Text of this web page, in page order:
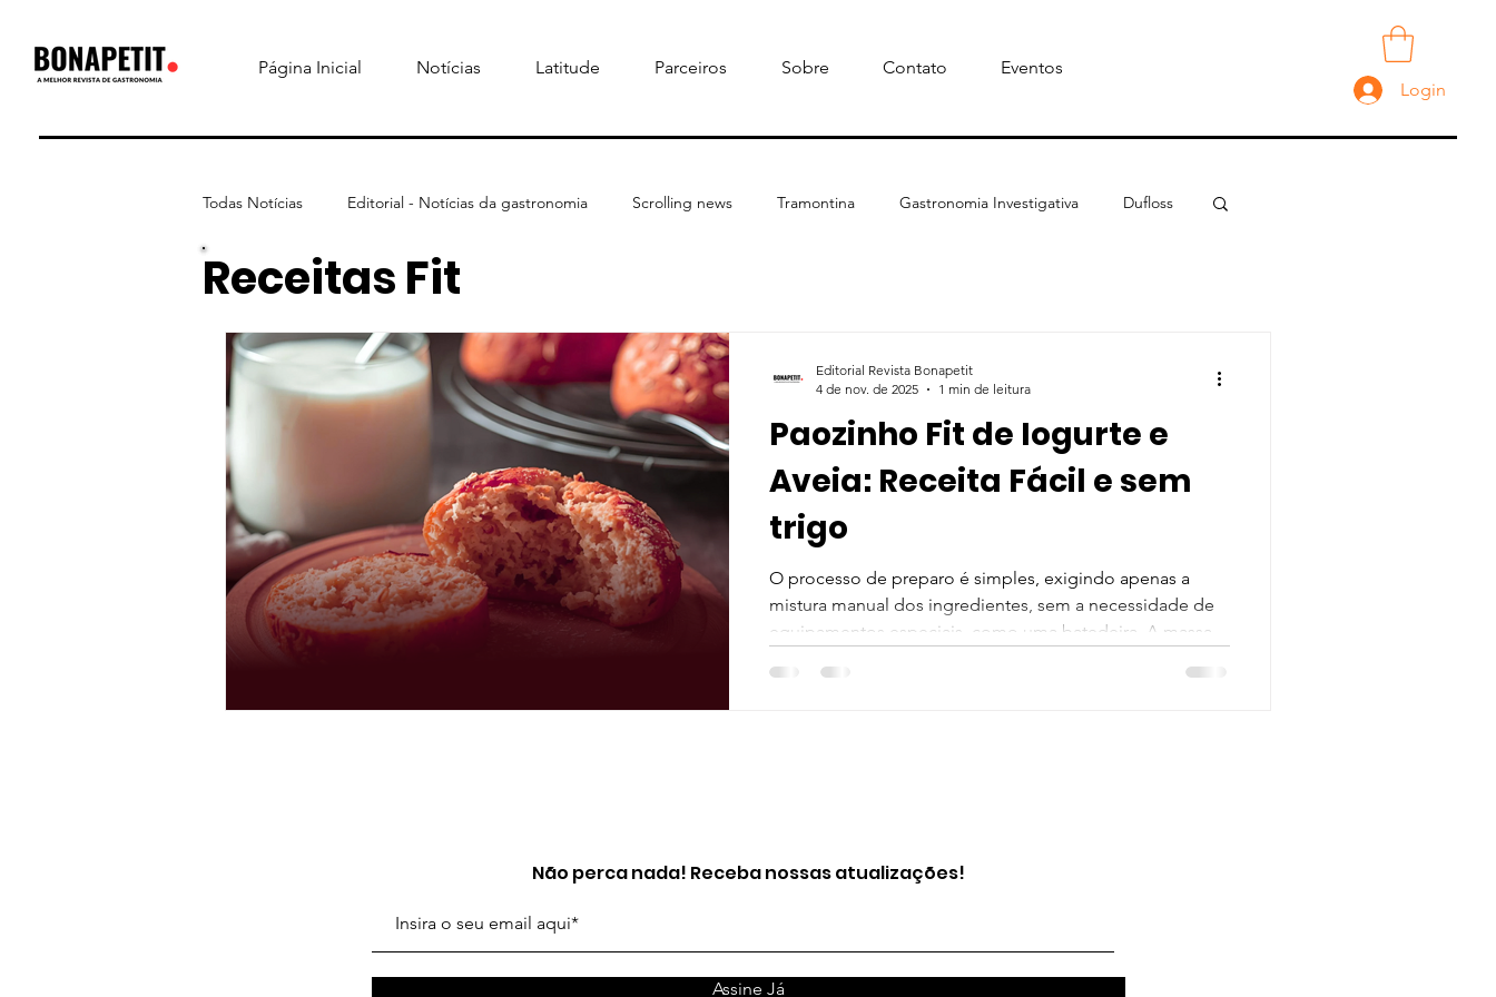
Login
Página Inicial Notícias Latitude Parceiros Sobre Contato Eventos
Todas Notícias Editorial - Notícias da gastronomia Scrolling news Tramontina Gastronomia Investigativa Dufloss
Assinantes Protocolo Gourmet
Receitas Fit
Paozinho Fit de Iogurte e
Aveia: Receita Fácil e sem
trigo
O processo de preparo é simples, exigindo apenas a
mistura manual dos ingredientes, sem a necessidade de
equipamentos especiais, como uma batedeira. A massa
Editorial Revista Bonapetit
4 de nov. de 2025
1 min de leitura
Não perca nada! Receba nossas atualizações!
Assine Já